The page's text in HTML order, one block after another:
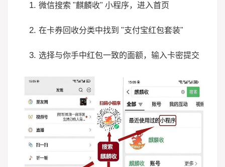
微信搜索 "麒麟收" 小程序，进入首页
在卡券回收分类中找到 "支付宝红包套装"
选择与你手中红包一致的面额，输入卡密提交